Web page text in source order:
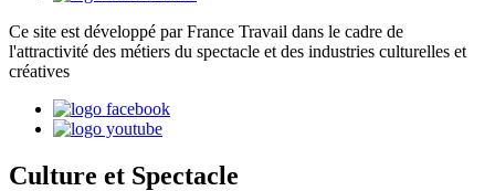
Ce site est développé par France Travail dans le cadre de
l'attractivité des métiers du spectacle et des industries culturelles et
créatives
Culture et Spectacle